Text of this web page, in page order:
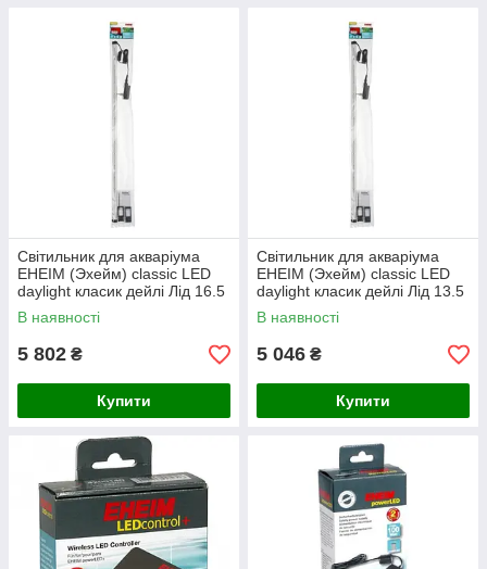
Світильник для акваріума
EHEIM (Эхейм) classic LED
daylight класик дейлі Лід 16.5
W, 1140 мм
В наявності
5 802 ₴
Купити
Світильник для акваріума
EHEIM (Эхейм) classic LED
daylight класик дейлі Лід 13.5
W, 940 мм
В наявності
5 046 ₴
Купити